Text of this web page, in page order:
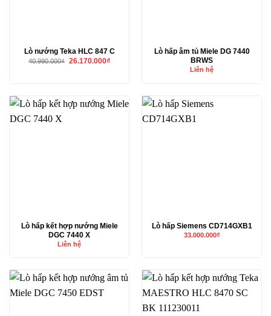
Lò nướng Teka HLC 847 C
40.990.000₫ Giá
26.170.000₫Giá
Lò hấp âm tủ Miele DG 7440
BRWS
Liên hệ
Lò hấp kết hợp nướng Miele
DGC 7440 X
Liên hệ
Lò hấp Siemens CD714GXB1
33.000.000₫